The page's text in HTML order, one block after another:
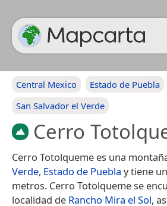
Central Mexico
Estado de Puebla
San Salvador el Verde
Cerro
Cerro Totolqueme es una
Verde, Estado de Puebla y tiene
metros. Cerro Totolqueme se
localidad de Rancho Mira el Sol,